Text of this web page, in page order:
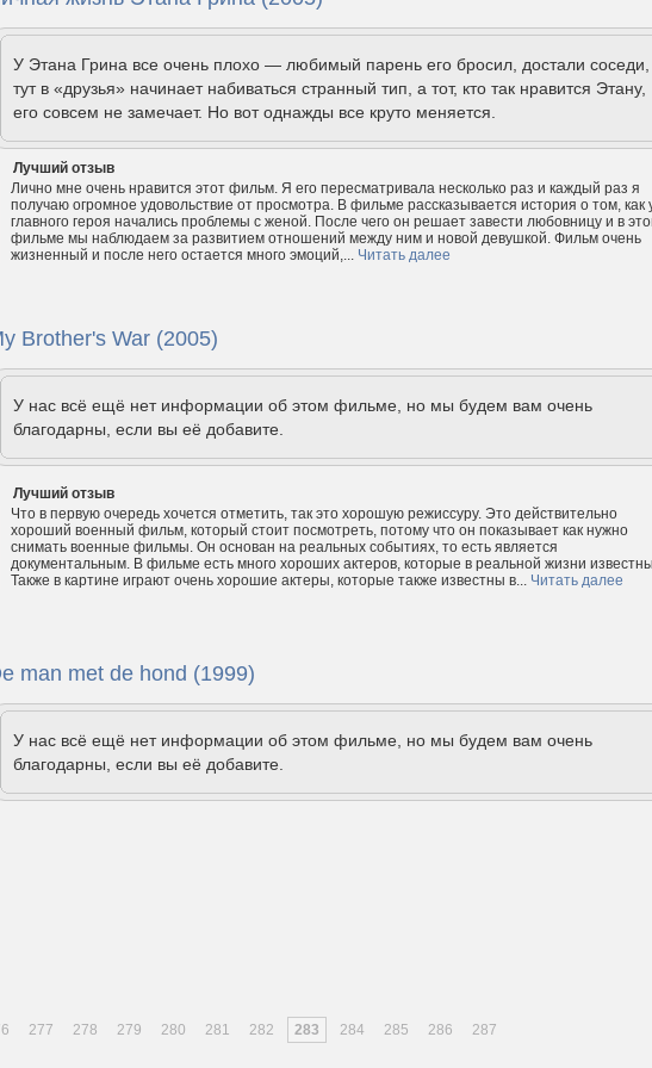
У Этана Грина все очень плохо — любимый парень его бросил, достали соседи,
тут в «друзья» начинает набиваться странный тип, а тот, кто так нравится Этану,
его совсем не замечает. Но вот однажды все круто меняется.
Лучший отзыв
Лично мне очень нравится этот фильм. Я его пересматривала несколько раз и каждый раз я
получаю огромное удовольствие от просмотра. В фильме рассказывается история о том, как
главного героя начались проблемы с женой. После чего он решает завести любовницу и в
фильме мы наблюдаем за развитием отношений между ним и новой девушкой. Фильм очень
жизненный и после него остается много эмоций,... Читать далее
Brother's War (2005)
У нас всё ещё нет информации об этом фильме, но мы будем вам очень
благодарны, если вы её добавите.
Лучший отзыв
Что в первую очередь хочется отметить, так это хорошую режиссуру. Это действительно
хороший военный фильм, который стоит посмотреть, потому что он показывает как нужно
снимать военные фильмы. Он основан на реальных событиях, то есть является
документальным. В фильме есть много хороших актеров, которые в реальной жизни
Также в картине играют очень хорошие актеры, которые также известны в... Читать далее
man met de hond (1999)
У нас всё ещё нет информации об этом фильме, но мы будем вам очень
благодарны, если вы её добавите.
277 278 279 280 281 282 283 284 285 286 287